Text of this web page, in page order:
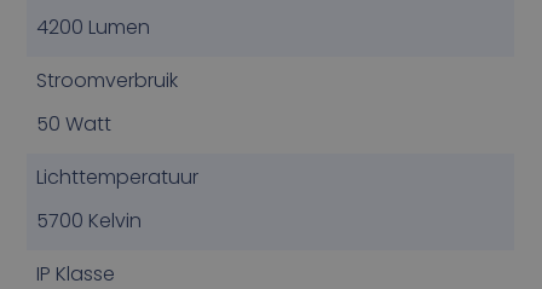
4200 Lumen
Stroomverbruik
50 Watt
Lichttemperatuur
5700 Kelvin
IP Klasse